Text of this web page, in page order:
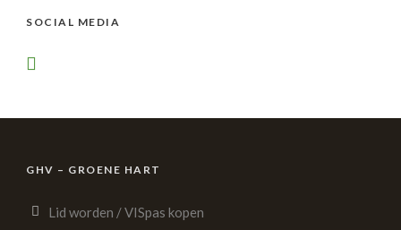
SOCIAL MEDIA
GHV – GROENE HART
Lid worden / VISpas kopen